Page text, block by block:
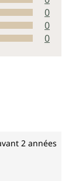
0
0
0
2 années